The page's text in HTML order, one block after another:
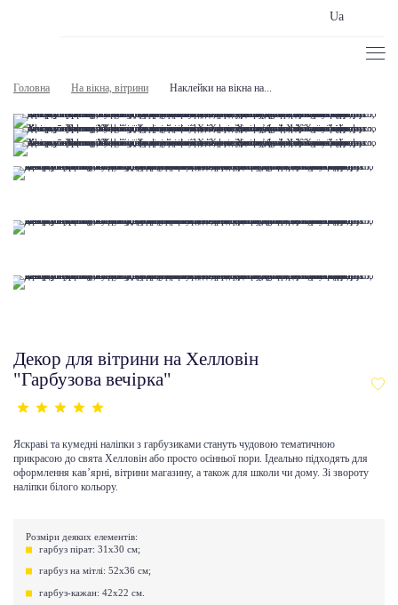
Ua
Головна На вікна, вітрини Наклейки на вікна на...
Декор для вітрини на Хелловін
"Гарбузова вечірка"
Яскраві та кумедні наліпки з гарбузиками стануть чудовою тематичною
прикрасою до свята Хелловін або просто осінньої пори. Ідеально підходять для
оформлення кав’ярні, вітрини магазину, а також для школи чи дому. Зі звороту
наліпки білого кольору.
Розміри деяких елементів:
гарбуз пірат: 31х30 см;
гарбуз на мітлі: 52х36 см;
гарбуз-кажан: 42х22 см.